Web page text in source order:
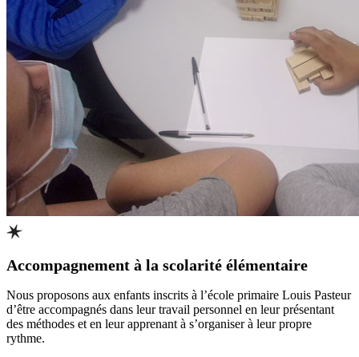
Accompagnement à la scolarité élémentaire
Nous proposons aux enfants inscrits à l’école primaire Louis Pasteur
d’être accompagnés dans leur travail personnel en leur présentant
des méthodes et en leur apprenant à s’organiser à leur propre
rythme.